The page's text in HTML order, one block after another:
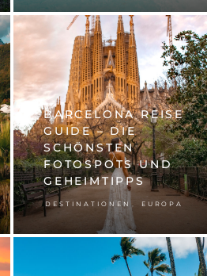
BARCELONA REISE
GUIDE – DIE
SCHÖNSTEN
FOTOSPOTS UND
GEHEIMTIPPS
DESTINATIONEN EUROPA